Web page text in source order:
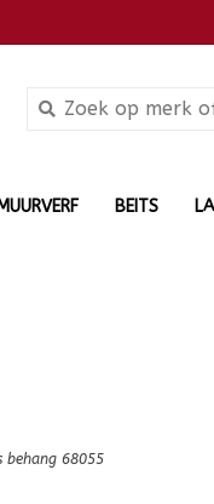
MUURVERF BEITS
behang 68055